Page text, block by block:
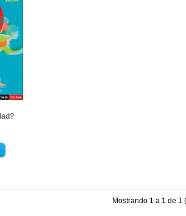
Mostrando 1 a 1 de 1